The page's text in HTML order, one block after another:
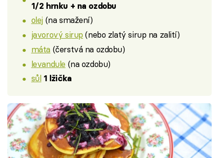
1/2 hrnku + na ozdobu
olej (na smažení)
javorový sirup (nebo zlatý sirup na zalití)
máta (čerstvá na ozdobu)
levandule (na ozdobu)
sůl 1 lžička